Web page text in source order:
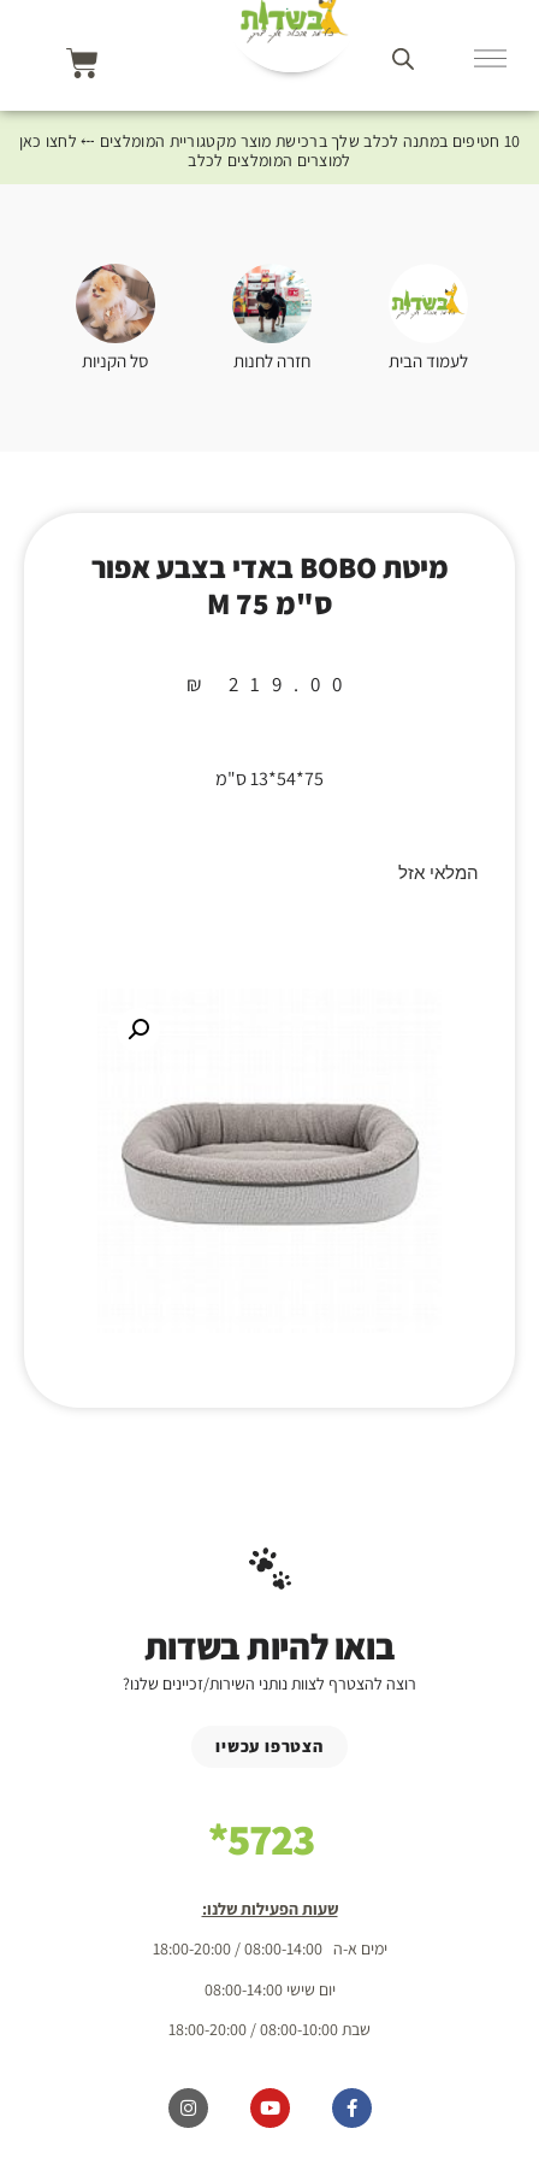
10 חטיפים במתנה לכלב שלך ברכישת מוצר מקטגוריית המומלצים ⤎ לחצו כאן
למוצרים המומלצים לכלב
לעמוד הבית חזרה לחנות סל הקניות
מיטת BOBO באדי בצבע אפור
ס"מ 75 M
₪ 219.00
75*54*13 ס"מ
המלאי אזל
בואו להיות בשדות
רוצה להצטרף לצוות נותני השירות/זכיינים שלנו?
הצטרפו עכשיו
5723*
שעות הפעילות שלנו:
ימים א-ה 08:00-14:00 / 18:00-20:00
יום שישי 08:00-14:00
שבת 08:00-10:00 / 18:00-20:00